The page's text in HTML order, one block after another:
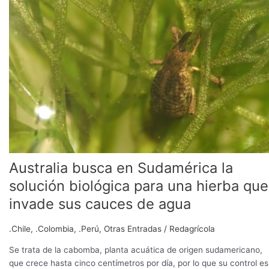
Australia busca en Sudamérica la
solución biológica para una hierba que
invade sus cauces de agua
.Chile, .Colombia, .Perú, Otras Entradas / Redagrícola
Se trata de la cabomba, planta acuática de origen sudamericano,
que crece hasta cinco centímetros por día, por lo que su control es
en
Sudamérica
la
solución
biológica
para
una
hierba
invade
sus
cauces
de
agua